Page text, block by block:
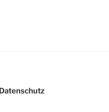
Datenschutz